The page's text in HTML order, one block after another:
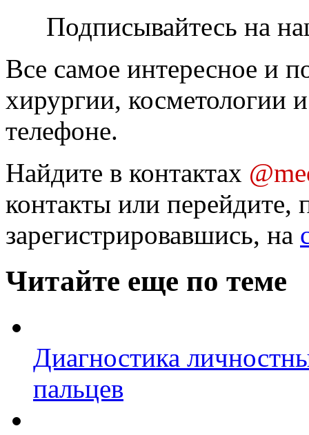
Подписывайтесь на
Все самое интересное и
хирургии, косметологии
телефоне.
Найдите в контактах
контакты или перейдите,
зарегистрировавшись, на
Читайте еще по теме
Диагностика
пальцев